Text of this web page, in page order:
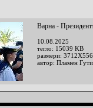
Варна -
10.08.2025
тегло: 15039 KB
размери:
автор: Пламен